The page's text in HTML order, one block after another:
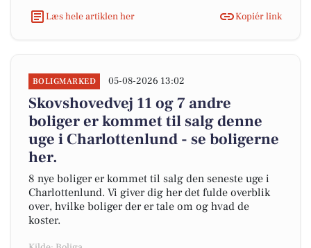
Læs hele artiklen her
Kopiér link
BOLIGMARKED 05-08-2026 13:02
Skovshovedvej 11 og 7 andre
boliger er kommet til salg denne
uge i Charlottenlund - se boligerne
her.
8 nye boliger er kommet til salg den seneste uge i
Charlottenlund. Vi giver dig her det fulde overblik
over, hvilke boliger der er tale om og hvad de
koster.